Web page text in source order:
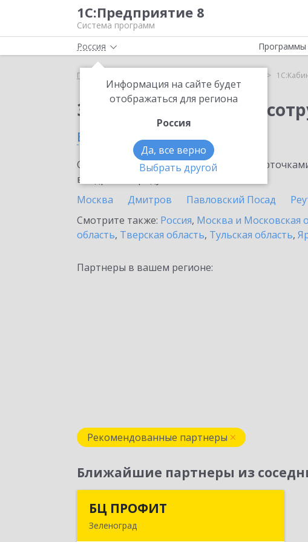
1С:Предприятие 8
Система программ
Россия
Информация на сайте будет
отображаться для региона
Россия
Да, все верно
Выбрать другой
Программы
Главная
Заказать 1С:Кабинет
в Нахабине
Ознакомьтесь с информационными
внедрение продукта.
Москва
Дмитров Павловский Посад
Смотрите также: Россия, Москва и Московская
область, Тверская область, Тульская область,
Партнеры в вашем регионе:
Рекомендованные партнеры
Ближайшие партнеры из
БЦ ПРОФИТ
Зеленоград